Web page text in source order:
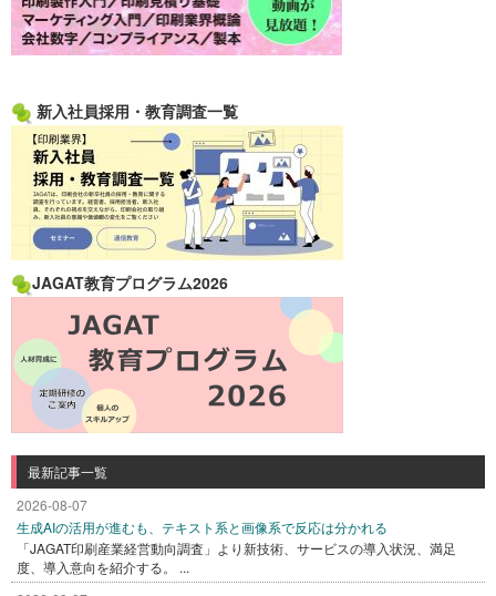
新入社員採用・教育調査一覧
JAGAT教育プログラム2026
最新記事一覧
2026-08-07
生成AIの活用が進むも、テキスト系と画像系で反応は分かれる
「JAGAT印刷産業経営動向調査」より新技術、サービスの導入状況、満足
度、導入意向を紹介する。 ...